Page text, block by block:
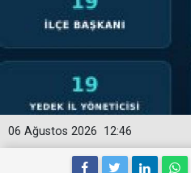
12:46
06 Ağustos 2026